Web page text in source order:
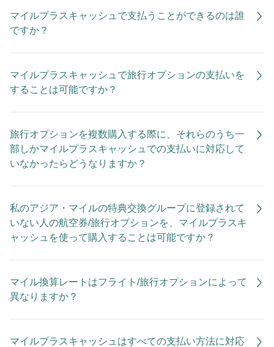
マイルプラスキャッシュで支払うことができるのは誰
ですか？
マイルプラスキャッシュで旅行オプションの支払いを
することは可能ですか？
旅行オプションを複数購入する際に、それらのうち一
部しかマイルプラスキャッシュでの支払いに対応して
いなかったらどうなりますか？
私のアジア・マイルの特典交換グループに登録されて
いない人の航空券/旅行オプションを、マイルプラスキ
ャッシュを使って購入することは可能ですか？
マイル換算レートはフライト/旅行オプションによって
異なりますか？
マイルプラスキャッシュはすべての支払い方法に対応